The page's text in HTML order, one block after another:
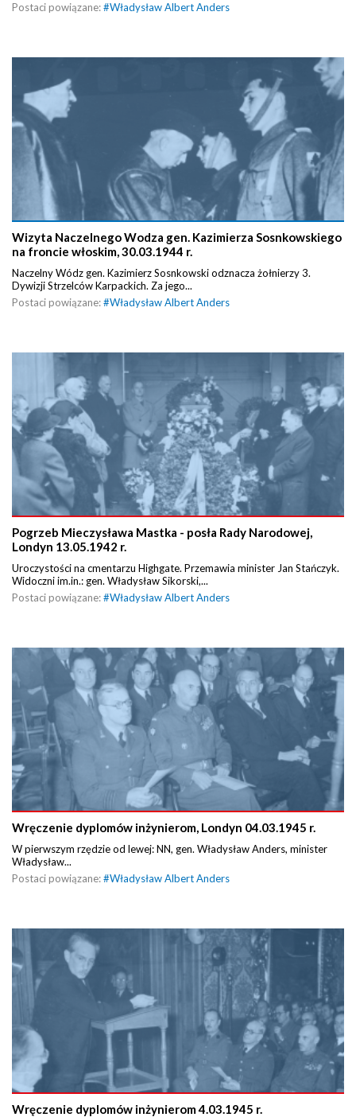
Postaci powiązane:#Władysław Albert Anders
Wizyta Naczelnego Wodza gen. Kazimierza Sosnkowskiego
na froncie włoskim, 30.03.1944 r.
Naczelny Wódz gen. Kazimierz Sosnkowski odznacza żołnierzy 3.
Dywizji Strzelców Karpackich. Za jego...
Postaci powiązane:#Władysław Albert Anders
Pogrzeb Mieczysława Mastka - posła Rady Narodowej,
Londyn 13.05.1942 r.
Uroczystości na cmentarzu Highgate. Przemawia minister Jan Stańczyk.
Widoczni im.in.: gen. Władysław Sikorski,...
Postaci powiązane:#Władysław Albert Anders
Wręczenie dyplomów inżynierom, Londyn 04.03.1945 r.
W pierwszym rzędzie od lewej: NN, gen. Władysław Anders, minister
Władysław...
Postaci powiązane:#Władysław Albert Anders
Wręczenie dyplomów inżynierom 4.03.1945 r.